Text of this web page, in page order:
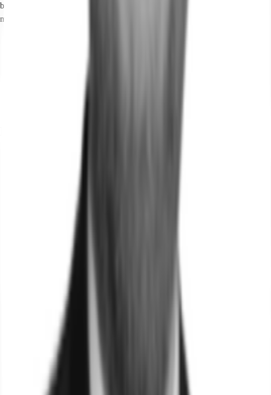
befinden sich ausreichend in der Umgebung. Ein Eingang zum Hirschgarten
mit seinem bekannten Biergarten liegt gegenüber.
Bus, Steubenplatz, Linie 62, Gehzeit: 3 min
Bundesautobahn, A 94, Fahrzeit: 20 min
Bundesautobahn, A 96, Fahrzeit: 10 min
Exposé herunterladen